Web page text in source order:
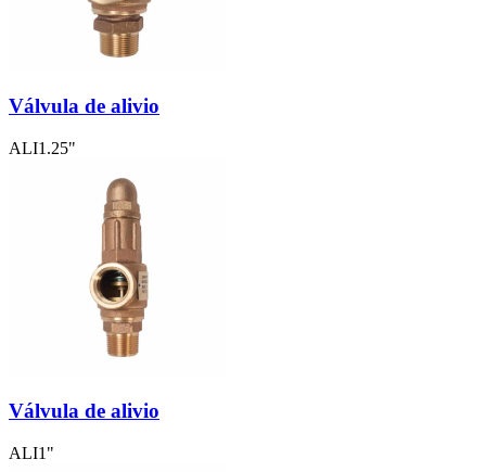
Válvula de alivio
ALI1.25"
Válvula de alivio
ALI1"